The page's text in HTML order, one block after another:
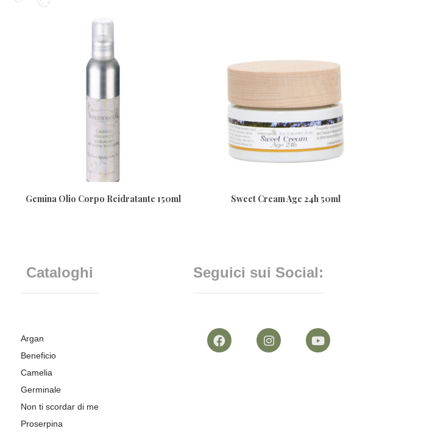
Gemina Olio Corpo Reidratante 150ml Sweet Cream Age 24h 50ml
Cataloghi
Argan
Beneficio
Camelia
Germinale
Non ti scordar di me
Proserpina
Seguici sui Social: